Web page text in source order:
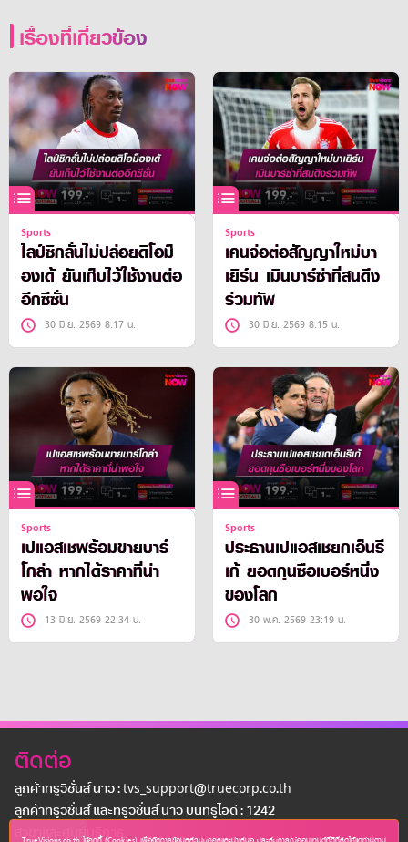
เรื่องที่เกี่ยวข้อง
Sports
ไลป์ซิกลั่นไม่ปล่อยดิโอม็
องเด้ ยันเก็บไว้ใช้งานต่อ
อีกซีซั่น
30 มิ.ย. 2569 8:17 น.
Sports
เคนจ่อต่อสัญญาใหม่บา
เยิร์น เมินบาร์ซ่าที่สนดึง
ร่วมทัพ
30 มิ.ย. 2569 8:15 น.
Sports
เปแอสเชพร้อมขายบาร์
โกล่า หากได้ราคาที่น่า
พอใจ
13 มิ.ย. 2569 22:34 น.
Sports
ประธานเปแอสเชยกเอ็นรี
เก้ ยอดกุนซือเบอร์หนึ่ง
ของโลก
30 พ.ค. 2569 23:19 น.
ติดต่อ
ลูกค้าทรูวิชั่นส์ นาว : tvs_support@truecorp.co.th
ลูกค้าทรูวิชั่นส์ และทรูวิชั่นส์ นาว บนทรูไอดี : 1242
สาขาเเละศูนย์บริการ